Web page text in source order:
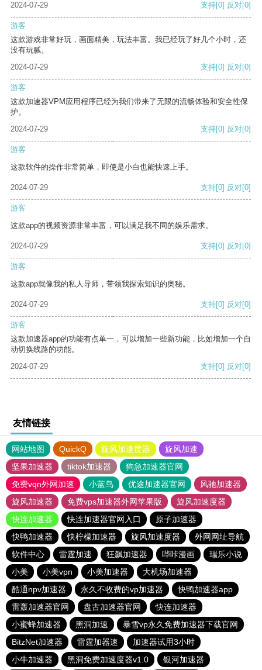
2024-07-29
支持[0] 反对[0]
游客
这款游戏非常好玩，画面精美，玩法丰富。我已经玩了好几个小时，还
没有玩腻。
2024-07-29
支持[0] 反对[0]
游客
这款加速器VPM应用程序已经为我们带来了无限的流畅体验和安全性保
护。
2024-07-29
支持[0] 反对[0]
游客
这款软件的操作非常简单，即使是小白也能快速上手。
2024-07-29 支持[0] 反对[0]
游客
这款app的视频资源非常丰富，可以满足我不同的娱乐需求。
2024-07-29 支持[0] 反对[0]
游客
这款app就像我的私人导师，带领我探索知识的奥秘。
2024-07-29 支持[0] 反对[0]
游客
这款加速器app的功能有点单一，可以增加一些新功能，比如增加一个自
动切换线路的功能。
2024-07-29
支持[0] 反对[0]
友情链接
网站地图 QuickQ 旋风加速度器
旋风加速
坚果加速器
tiktok加速器
狗急加速器官网
免费vqn外网加速
小蓝鸟 优途加速器官网
风驰加速器
旋风加速器
免费vps加速器外网苹果版
旋风加速度器
快连加速器
快连加速器官网入口
原子加速器
快鸭加速器
快柠檬加速器 旋风加速度器
外网网址导航
软件中心
雷霆加速 狂飙加速器 哔咔漫画
瑞乐小说
小美
小美vpn 小美加速器
大机场加速器
酷通npv加速器
永久不收费的vp加速器
快鸭加速器app
雷轰加速器官网
盘古加速器官网
快连加速器
小蜜蜂加速器
黑洞加速
暴雪vp永久免费加速器下载官网
BitzNet加速器
雷霆加器速
加速器试用3小时
小牛加速器
黑洞免费加速度器v1.0 银河加速器